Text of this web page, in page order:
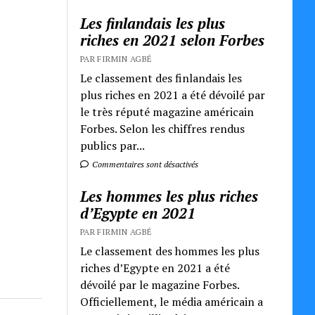
Les finlandais les plus
riches en 2021 selon Forbes
PAR FIRMIN AGBÉ
Le classement des finlandais les
plus riches en 2021 a été dévoilé par
le très réputé magazine américain
Forbes. Selon les chiffres rendus
publics par...
Commentaires sont désactivés
Les hommes les plus riches
d’Egypte en 2021
PAR FIRMIN AGBÉ
Le classement des hommes les plus
riches d’Egypte en 2021 a été
dévoilé par le magazine Forbes.
Officiellement, le média américain a